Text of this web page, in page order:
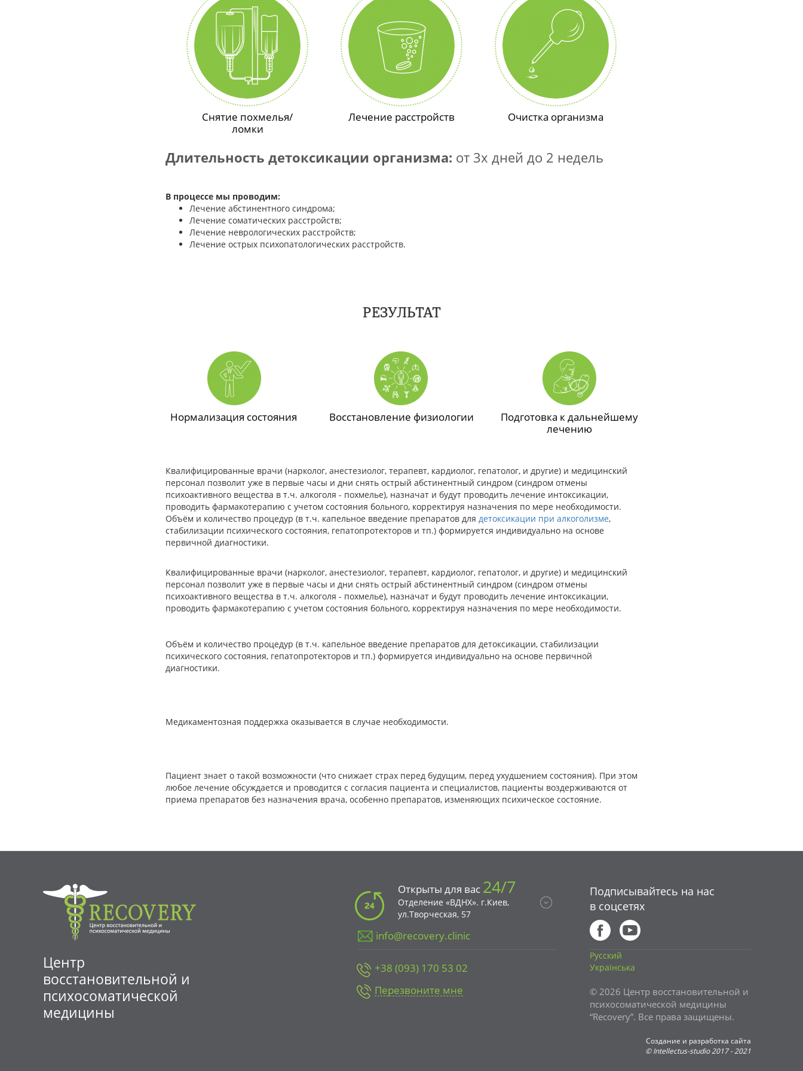
Снятие похмелья/
ломки
Лечение расстройств Очистка организма
Длительность детоксикации организма: от 3х дней до 2 недель
В процессе мы проводим:
Лечение абстинентного синдрома;
Лечение соматических расстройств;
Лечение неврологических расстройств;
Лечение острых психопатологических расстройств.
РЕЗУЛЬТАТ
Нормализация состояния Восстановление физиологии
Подготовка к дальнейшему
лечению
Квалифицированные врачи (нарколог, анестезиолог, терапевт, кардиолог, гепатолог, и другие) и медицинский
персонал позволит уже в первые часы и дни снять острый абстинентный синдром (синдром отмены
психоактивного вещества в т.ч. алкоголя - похмелье), назначат и будут проводить лечение интоксикации,
проводить фармакотерапию с учетом состояния больного, корректируя назначения по мере необходимости.
Объём и количество процедур (в т.ч. капельное введение препаратов для детоксикации при алкоголизме,
стабилизации психического состояния, гепатопротекторов и тп.) формируется индивидуально на основе
первичной диагностики.
Квалифицированные врачи (нарколог, анестезиолог, терапевт, кардиолог, гепатолог, и другие) и медицинский
персонал позволит уже в первые часы и дни снять острый абстинентный синдром (синдром отмены
психоактивного вещества в т.ч. алкоголя - похмелье), назначат и будут проводить лечение интоксикации,
проводить фармакотерапию с учетом состояния больного, корректируя назначения по мере необходимости.
Объём и количество процедур (в т.ч. капельное введение препаратов для детоксикации, стабилизации
психического состояния, гепатопротекторов и тп.) формируется индивидуально на основе первичной
диагностики.
Медикаментозная поддержка оказывается в случае необходимости.
Пациент знает о такой возможности (что снижает страх перед будущим, перед ухудшением состояния). При этом
любое лечение обсуждается и проводится с согласия пациента и специалистов, пациенты воздерживаются от
приема препаратов без назначения врача, особенно препаратов, изменяющих психическое состояние.
Центр
восстановительной и
психосоматической
медицины
Открыты для вас 24/7
Отделение «ВДНХ». г.Киев,
ул.Творческая, 57
info@recovery.clinic
+38 (093) 170 53 02
Перезвоните мне
Подписывайтесь на нас
в соцсетях
Русский
Українська
© 2026 Центр восстановительной и
психосоматической медицины
“Recovery”. Все права защищены.
Создание и разработка сайта
©Intellectus-studio2017 - 2021